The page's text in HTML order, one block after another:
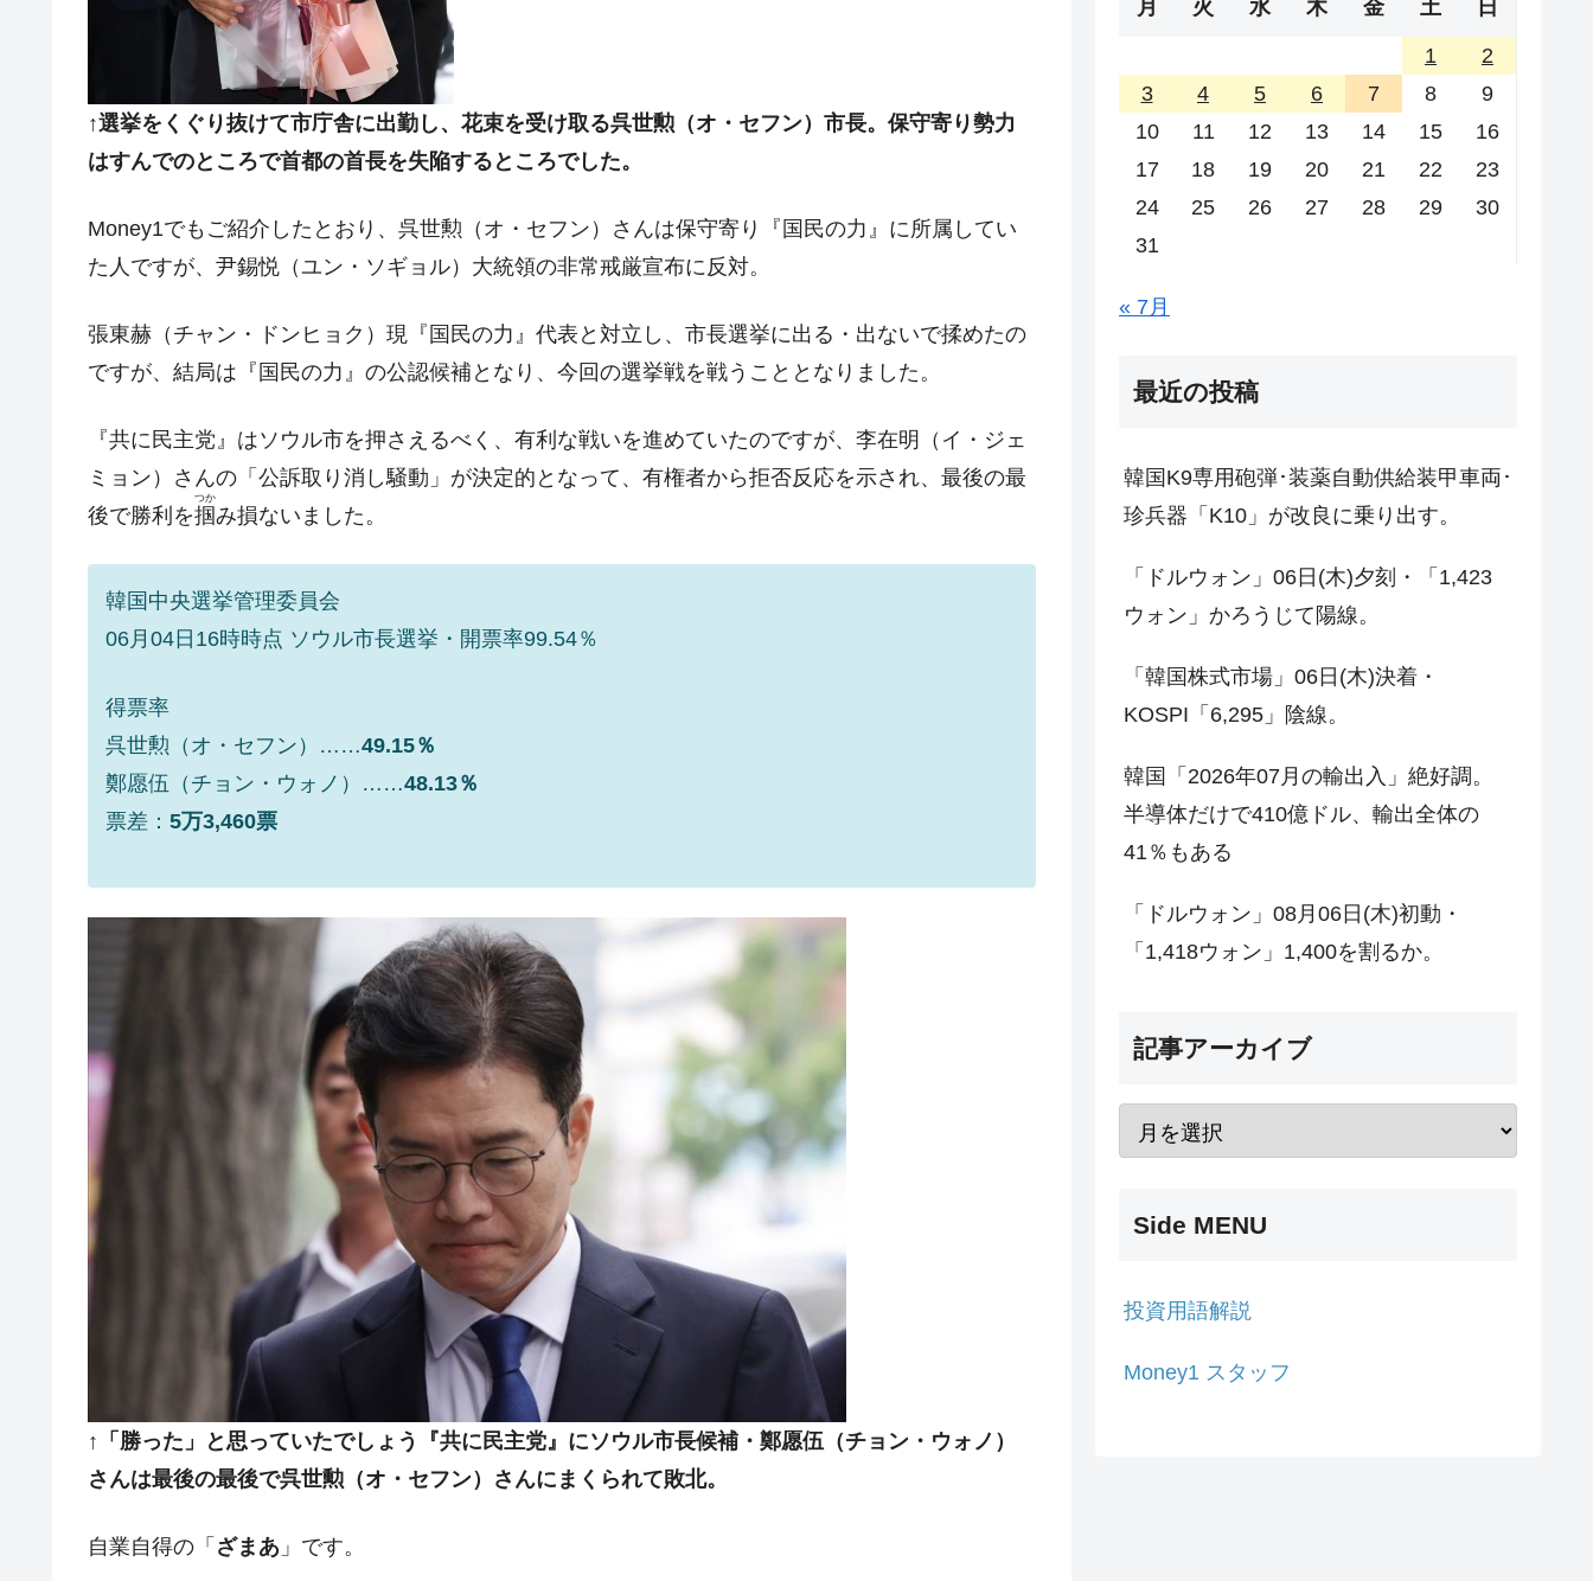
する差別。許してはおかぬ
『Money1』 韓国ボンクラ政策室長･金容範、株価暴落に他人事のような発言。
『Money1』 韓国半導体『SKハイニックス』2026年2Qの業績「史上最高益」当期純利益は前年同期比13.4倍に。
『Money1』 韓国･加徳島新国際空港「またも暗礁」の危機 ⇒ 10.7兆では損が出るからできない。
発動！
『Money1』 IT産業は人を雇用する効果は低い。全産業の半分未満しか雇用を生まない
『Money1』 韓国株式市場･暗黒の火曜日。サーキットブレイカーも発動！ 半導体2銘柄の暴落
Fact1 日本の誇る海洋資源調査船『白嶺』は先進技術の塊！
Fact1 夏の甲子園、優勝校を最も多く輩出している都道府県とは？
Fact1 今話題の「楽天ライオンズ」とは？
Fact1 奇跡の毛色「白毛馬」とは？
Fact1 平成仮面ライダーの意外すぎるモチーフとは？
Fact1 発表から2日で大崩壊、鳴かず飛ばずに終わりそうなスーパーリーグとは？
Fact1 日本人マスターズ挑戦の歴史。松山以前に最高位だった選手とは？
Fact1 甲子園通算本塁打、最多の清原に次いで多く打っている意外な選手とは？
↑選挙をくぐり抜けて市庁舎に出勤し、花束を受け取る呉世勲（オ・セフン）市長。保守寄り勢力
はすんでのところで首都の首長を失陥するところでした。
Money1でもご紹介したとおり、呉世勲（オ・セフン）さんは保守寄り『国民の力』に所属してい
た人ですが、尹錫悦（ユン・ソギョル）大統領の非常戒厳宣布に反対。
張東赫（チャン・ドンヒョク）現『国民の力』代表と対立し、市長選挙に出る・出ないで揉めたの
ですが、結局は『国民の力』の公認候補となり、今回の選挙戦を戦うこととなりました。
『共に民主党』はソウル市を押さえるべく、有利な戦いを進めていたのですが、李在明（イ・ジェ
ミョン）さんの「公訴取り消し騒動」が決定的となって、有権者から拒否反応を示され、最後の最
後で勝利を掴
つか
み損ないました。
韓国中央選挙管理委員会
06月04日16時時点 ソウル市長選挙・開票率99.54％
得票率
呉世勲（オ・セフン）……49.15％
鄭愿伍（チョン・ウォノ）……48.13％
票差： 5万3,460票
↑「勝った」と思っていたでしょう『共に民主党』にソウル市長候補・鄭愿伍（チョン・ウォノ）
さんは最後の最後で呉世勲（オ・セフン）さんにまくられて敗北。
自業自得の「 ざまあ 」です。
月 火 水 木 金 土 日
1
2
3
4 5 6 7 8
9
10
11 12 13 14 15
16
17
18 19 20 21 22
23
24
25 26 27 28 29
30
31
« 7月
最近の投稿
韓国K9専用砲弾･装薬自動供給装甲車両･
珍兵器「K10」が改良に乗り出す。
「ドルウォン」06日(木)夕刻・「1,423
ウォン」かろうじて陽線。
「韓国株式市場」06日(木)決着・
KOSPI「6,295」陰線。
韓国「2026年07月の輸出入」絶好調。
半導体だけで410億ドル、輸出全体の
41％もある
「ドルウォン」08月06日(木)初動・
「1,418ウォン」1,400を割るか。
記事アーカイブ
Side MENU
投資用語解説
Money1 スタッフ